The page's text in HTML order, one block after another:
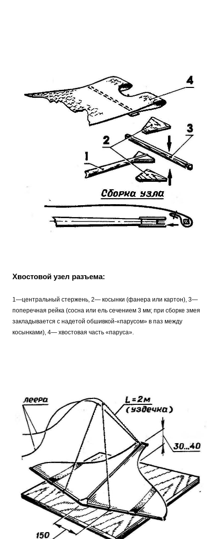
Хвостовой узел разъема:
1—центральный стержень, 2— косынки (фанера или картон), 3—
поперечная рейка (сосна или ель сечением 3 мм; при сборке змея
закладывается с надетой обшивкой-«парусом» в паз между
косынками), 4— хвостовая часть «паруса».